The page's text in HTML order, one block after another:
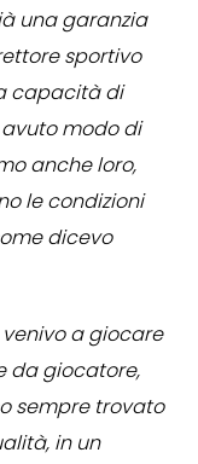
una garanzia
sportivo
capacità di
modo di
anche loro,
le condizioni
dicevo
venivo a giocare
da giocatore,
sempre trovato
in un